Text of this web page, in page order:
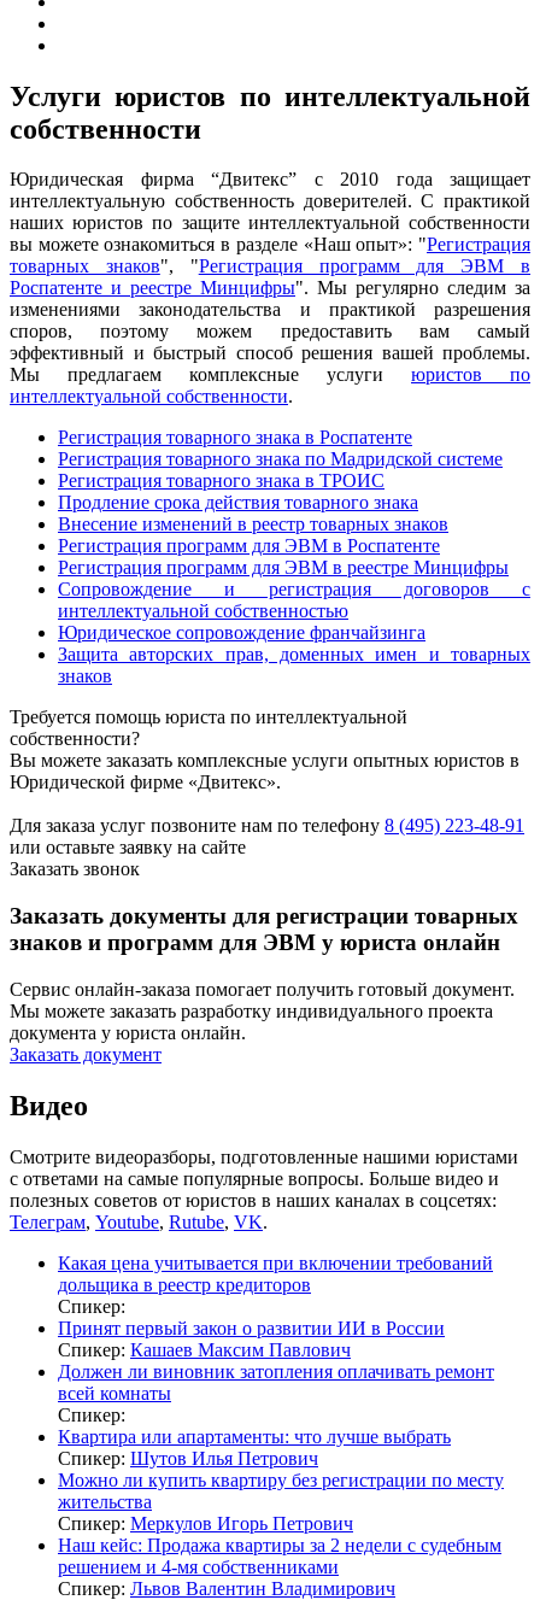
Услуги юристов по интеллектуальной
собственности
Юридическая фирма “Двитекс” с 2010 года защищает
интеллектуальную собственность доверителей. С практикой
наших юристов по защите интеллектуальной собственности
вы можете ознакомиться в разделе «Наш опыт»: "Регистрация
товарных знаков", "Регистрация программ для ЭВМ в
Роспатенте и реестре Минцифры". Мы регулярно следим за
изменениями законодательства и практикой разрешения
споров, поэтому можем предоставить вам самый
эффективный и быстрый способ решения вашей проблемы.
Мы предлагаем комплексные услуги юристов по
интеллектуальной собственности.
Регистрация товарного знака в Роспатенте
Регистрация товарного знака по Мадридской системе
Регистрация товарного знака в ТРОИС
Продление срока действия товарного знака
Внесение изменений в реестр товарных знаков
Регистрация программ для ЭВМ в Роспатенте
Регистрация программ для ЭВМ в реестре Минцифры
Сопровождение и регистрация договоров с
интеллектуальной собственностью
Юридическое сопровождение франчайзинга
Защита авторских прав, доменных имен и товарных
знаков
Требуется помощь юриста по интеллектуальной
собственности?
Вы можете заказать комплексные услуги опытных юристов в
Юридической фирме «Двитекс».
Для заказа услуг позвоните нам по телефону 8 (495) 223-48-91
или оставьте заявку на сайте
Заказать звонок
Заказать документы для регистрации товарных
знаков и программ для ЭВМ у юриста онлайн
Сервис онлайн-заказа помогает получить готовый документ.
Мы можете заказать разработку индивидуального проекта
документа у юриста онлайн.
Заказать документ
Видео
Смотрите видеоразборы, подготовленные нашими юристами
с ответами на самые популярные вопросы. Больше видео и
полезных советов от юристов в наших каналах в соцсетях:
Телеграм, Youtube, Rutube, VK.
Какая цена учитывается при включении требований
дольщика в реестр кредиторов
Спикер:
Принят первый закон о развитии ИИ в России
Спикер: Кашаев Максим Павлович
Должен ли виновник затопления оплачивать ремонт
всей комнаты
Спикер:
Квартира или апартаменты: что лучше выбрать
Спикер: Шутов Илья Петрович
Можно ли купить квартиру без регистрации по месту
жительства
Спикер: Меркулов Игорь Петрович
Наш кейс: Продажа квартиры за 2 недели с судебным
решением и 4-мя собственниками
Спикер: Львов Валентин Владимирович